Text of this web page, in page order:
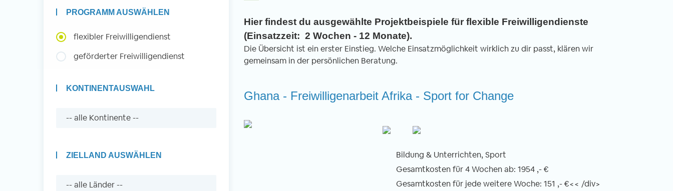
Erfahrungsberichte
Auslandserfahrung
PROGRAMM AUSWÄHLEN
flexibler Freiwilligendienst
geförderter Freiwilligendienst
KONTINENTAUSWAHL
ZIELLAND AUSWÄHLEN
Hier findest du ausgewählte Projektbeispiele für flexible Freiwilligendienste
(Einsatzzeit: 2 Wochen - 12 Monate).
Die Übersicht ist ein erster Einstieg. Welche Einsatzmöglichkeit wirklich zu dir passt, klären wir
gemeinsam in der persönlichen Beratung.
Ghana - Freiwilligenarbeit Afrika - Sport for Change
Bildung & Unterrichten, Sport
Gesamtkosten für 4 Wochen ab: 1954 ,- €
Gesamtkosten für jede weitere Woche: 151 ,- €<< /div>